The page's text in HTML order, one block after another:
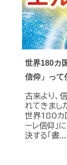
世界180カ
信仰」って
古来より、
れてきまし
世界180カ
ーレ信仰」
決する「書...